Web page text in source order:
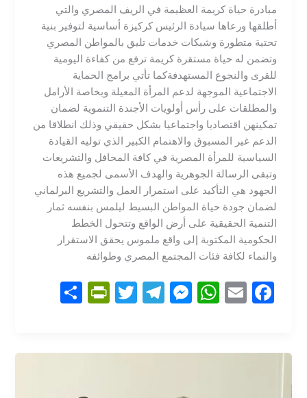
مبادرة حياة كريمة العظيمة في الريف المصري والتي
أطلقها ورعاها سيادة الرئيس كركيزة أساسية لتوفير بنية
تحتية متطورة وشبكات خدمات تليق بالمواطن المصري
وتضمن له حياة مستقرة كريمة ترفع من كفاءة اليومية
للقرى والنجوع المستهدفة​كما تأتي برامج الحماية
الاجتماعية الموجهة لدعم المرأة المعيلة وبخاصة الأرامل
والمطلقات على رأس أولويات الأجندة التنموية لضمان
تمكينهن اقتصاديا واجتماعيا بشكل حقيقي وذلك انطلاقا من
الدعم غير المسبوق والاهتمام الكبير الذي توليه القيادة
السياسية للمرأة المصرية في كافة المحافل والتشريعات ​
وتبقى الرسالة الجوهرية والهدف الأسمى لجميع هذه
الجهود هي التأكيد على استمرار العمل والتشريع البرلماني
لضمان جودة حياة المواطن البسيط ليلمس بنفسه ثمار
التنمية الحقيقية على أرض الواقع وتتحول الخطط
الحكومية المكتوبة إلى واقع ملموس يحقق الاستقرار
والنماء لكافة فئات المجتمع المصري وطوائفه
F
e
E
l
W
s
M
s
T
gr
T
er
Pr
ri
e